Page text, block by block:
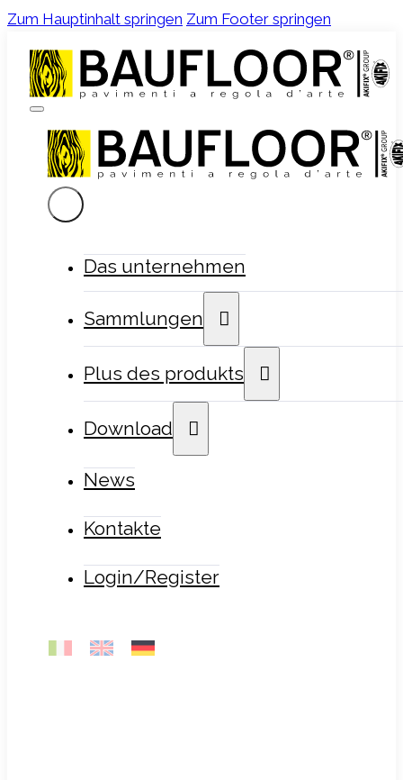
Zum Hauptinhalt springen Zum Footer springen
Das unternehmen
Sammlungen
Plus des produkts
Download
News
Kontakte
Login/Register